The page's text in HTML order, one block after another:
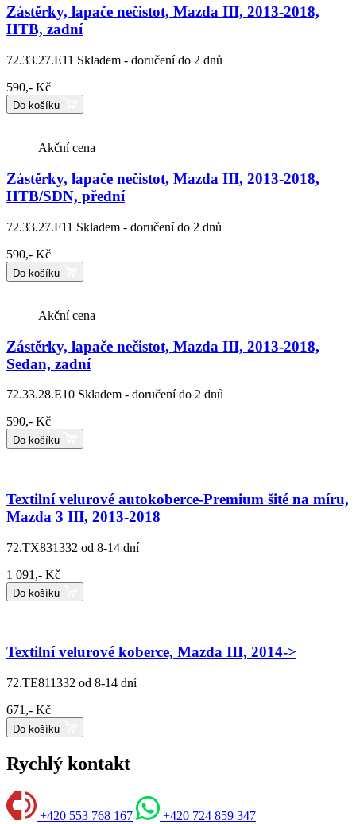
Zástěrky, lapače nečistot, Mazda III, 2013-2018,
HTB, zadní
72.33.27.E11 Skladem - doručení do 2 dnů
590,- Kč
Do košíku
Akční cena
Zástěrky, lapače nečistot, Mazda III, 2013-2018,
HTB/SDN, přední
72.33.27.F11 Skladem - doručení do 2 dnů
590,- Kč
Do košíku
Akční cena
Zástěrky, lapače nečistot, Mazda III, 2013-2018,
Sedan, zadní
72.33.28.E10 Skladem - doručení do 2 dnů
590,- Kč
Do košíku
Textilní velurové autokoberce-Premium šité na míru,
Mazda 3 III, 2013-2018
72.TX831332 od 8-14 dní
1 091,- Kč
Do košíku
Textilní velurové koberce, Mazda III, 2014->
72.TE811332 od 8-14 dní
671,- Kč
Do košíku
Rychlý kontakt
+420 553 768 167 +420 724 859 347